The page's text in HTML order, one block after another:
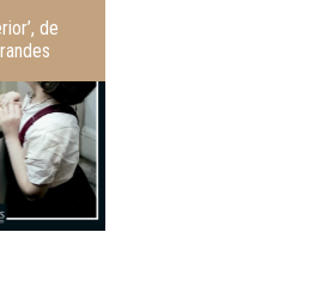
de